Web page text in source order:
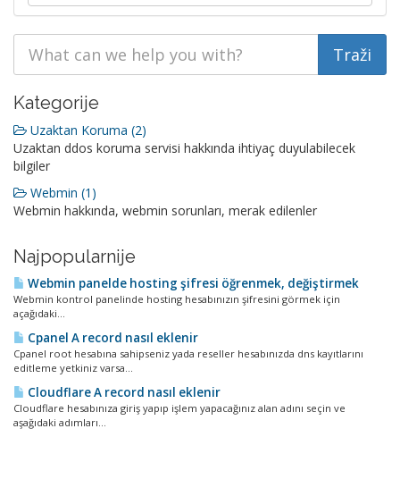
Kategorije
Uzaktan Koruma (2)
Uzaktan ddos koruma servisi hakkında ihtiyaç duyulabilecek
bilgiler
Webmin (1)
Webmin hakkında, webmin sorunları, merak edilenler
Najpopularnije
Webmin panelde hosting şifresi öğrenmek, değiştirmek
Webmin kontrol panelinde hosting hesabınızın şifresini görmek için
açağıdaki...
Cpanel A record nasıl eklenir
Cpanel root hesabına sahipseniz yada reseller hesabınızda dns kayıtlarını
editleme yetkiniz varsa...
Cloudflare A record nasıl eklenir
Cloudflare hesabınıza giriş yapıp işlem yapacağınız alan adını seçin ve
aşağıdaki adımları...